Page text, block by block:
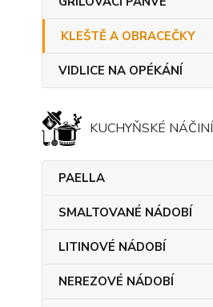
KLEŠTĚ A OBRACEČKY
VIDLICE NA OPÉKÁNÍ
KUCHYŇSKÉ NÁČINÍ
PAELLA
SMALTOVANÉ NÁDOBÍ
LITINOVÉ NÁDOBÍ
NEREZOVÉ NÁDOBÍ